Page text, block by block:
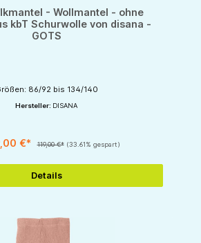
- Wollmantel - ohne
kbT Schurwolle von disana -
GOTS
86/92 bis 134/140
Hersteller: DISANA
€* 119,00 €* (33.61% gespart)
Details